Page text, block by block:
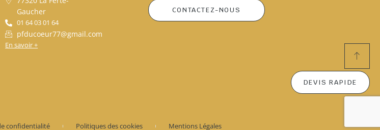
Gaucher
01 64 03 01 64
pfducoeur77@gmail.com
En savoir +
DEVIS RAPIDE
CONTACTEZ-NOUS
confidentialité Politiques des cookies Mentions Légales